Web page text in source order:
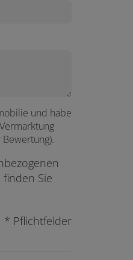
und habe
Sie
* Pflichtfelder